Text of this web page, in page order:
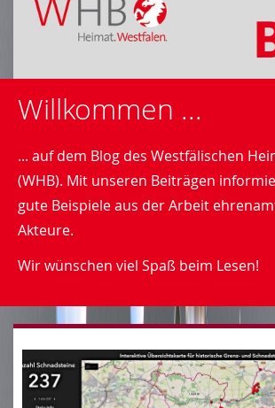
Willkommen ...
... auf dem Blog des Westfälischen
(WHB). Mit unseren Beiträgen
gute Beispiele aus der Arbeit
Akteure.
Wir wünschen viel Spaß beim Lesen!